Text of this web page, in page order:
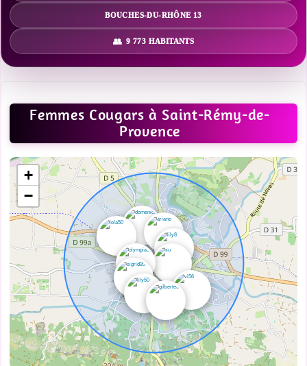
BOUCHES-DU-RHÔNE 13
9 773 HABITANTS
Femmes Cougars à Saint-Rémy-de-
Provence
+
−